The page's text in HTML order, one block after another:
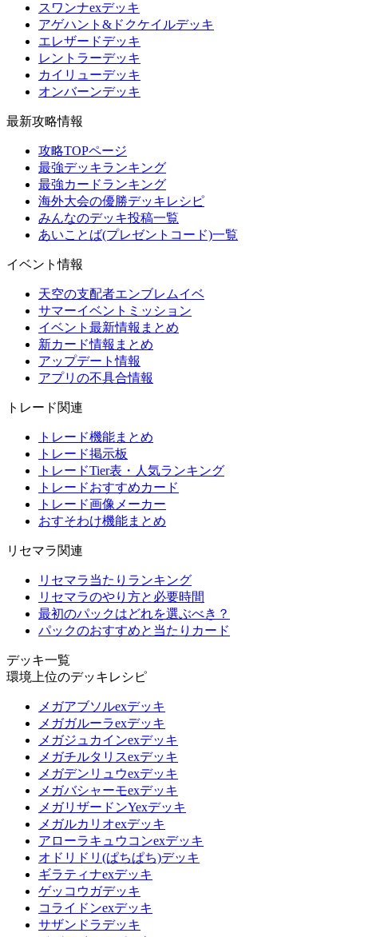
スワンナexデッキ
アゲハント&ドクケイルデッキ
エレザードデッキ
レントラーデッキ
カイリューデッキ
オンバーンデッキ
最新攻略情報
攻略TOPページ
最強デッキランキング
最強カードランキング
海外大会の優勝デッキレシピ
みんなのデッキ投稿一覧
あいことば(プレゼントコード)一覧
イベント情報
天空の支配者エンブレムイベ
サマーイベントミッション
イベント最新情報まとめ
新カード情報まとめ
アップデート情報
アプリの不具合情報
トレード関連
トレード機能まとめ
トレード掲示板
トレードTier表・人気ランキング
トレードおすすめカード
トレード画像メーカー
おすそわけ機能まとめ
リセマラ関連
リセマラ当たりランキング
リセマラのやり方と必要時間
最初のパックはどれを選ぶべき？
パックのおすすめと当たりカード
デッキ一覧
環境上位のデッキレシピ
メガアブソルexデッキ
メガガルーラexデッキ
メガジュカインexデッキ
メガチルタリスexデッキ
メガデンリュウexデッキ
メガバシャーモexデッキ
メガリザードンYexデッキ
メガルカリオexデッキ
アローラキュウコンexデッキ
オドリドリ(ぱちぱち)デッキ
ギラティナexデッキ
ゲッコウガデッキ
コライドンexデッキ
サザンドラデッキ